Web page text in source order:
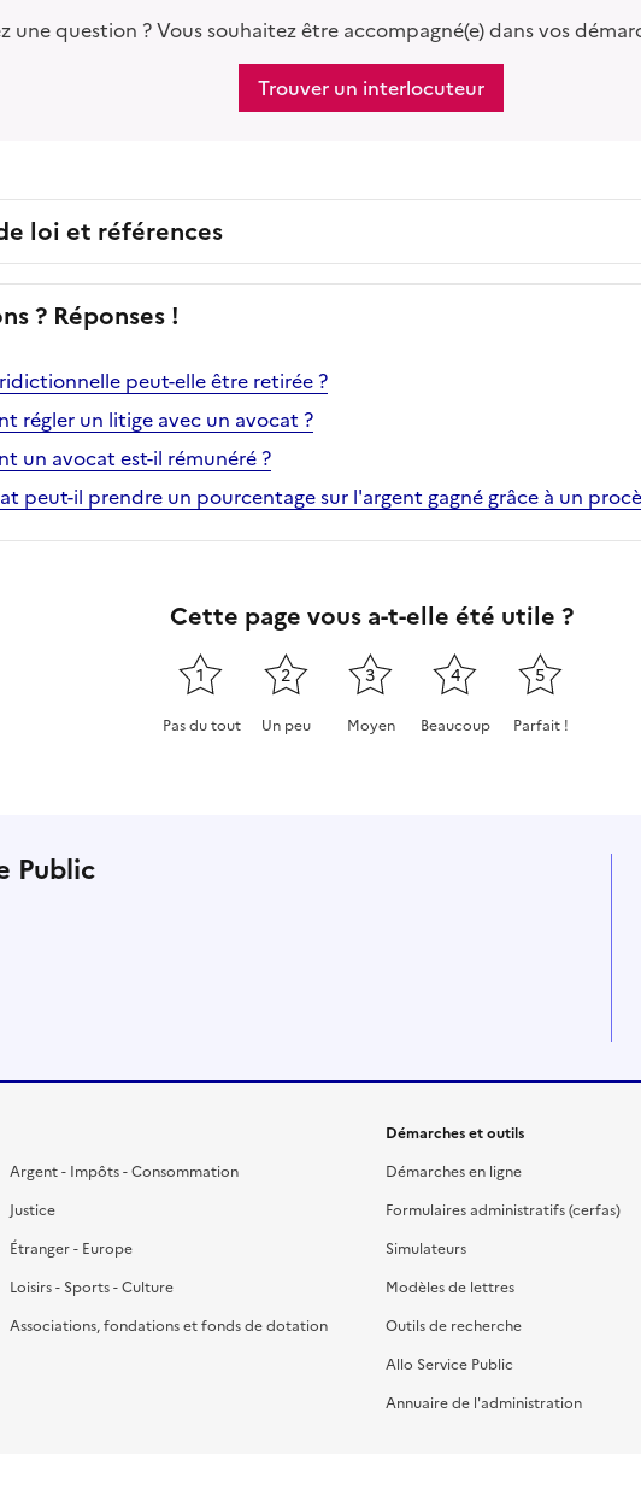
une question ? Vous souhaitez être accompagné(e) dans vos
Trouver un interlocuteur
loi et références
? Réponses !
peut-elle être retirée ?
régler un litige avec un avocat ?
un avocat est-il rémunéré ?
peut-il prendre un pourcentage sur l'argent gagné grâce à un
Cette page vous a-t-elle été utile ?
1
Pas du tout
2
Un peu
3
Moyen
4
Beaucoup
5
Parfait !
Public
Argent - Impôts - Consommation
Justice
Étranger - Europe
Loisirs - Sports - Culture
Associations, fondations et fonds de dotation
Démarches et outils
Démarches en ligne
Formulaires administratifs (cerfas)
Simulateurs
Modèles de lettres
Outils de recherche
Allo Service Public
Annuaire de l'administration